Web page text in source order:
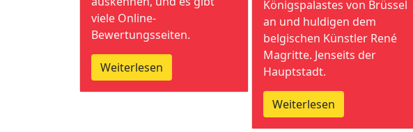
viele Online-
Bewertungsseiten.
Weiterlesen
Königspalastes von Brüssel
an und huldigen dem
belgischen Künstler René
Magritte. Jenseits der
Hauptstadt.
Weiterlesen